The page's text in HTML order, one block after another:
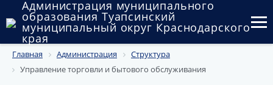
Администрация муниципального
образования Туапсинский
муниципальный округ Краснодарского
края
Округ
Главная Администрация
Структура
Управление торговли и бытового обслуживания